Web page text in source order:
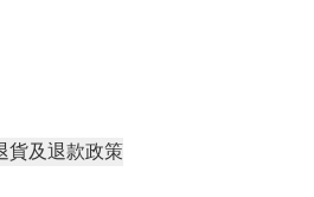
貨及退款政策